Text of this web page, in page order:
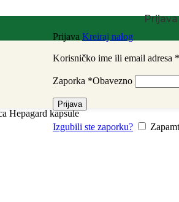
Prijava Kreiraj nalog
Korisničko ime ili email adresa *
Zaporka *Obavezno
Prijava
Izgubili ste zaporku?
Hepagard kapsule